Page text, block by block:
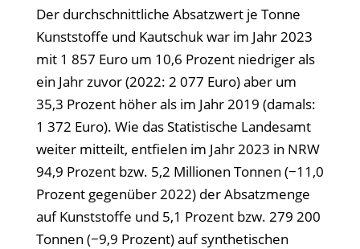
Der durchschnittliche Absatzwert je Tonne
Kunststoffe und Kautschuk war im Jahr 2023
mit 1 857 Euro um 10,6 Prozent niedriger als
ein Jahr zuvor (2022: 2 077 Euro) aber um
35,3 Prozent höher als im Jahr 2019 (damals:
1 372 Euro). Wie das Statistische Landesamt
weiter mitteilt, entfielen im Jahr 2023 in NRW
94,9 Prozent bzw. 5,2 Millionen Tonnen (−11,0
Prozent gegenüber 2022) der Absatzmenge
auf Kunststoffe und 5,1 Prozent bzw. 279 200
Tonnen (−9,9 Prozent) auf synthetischen